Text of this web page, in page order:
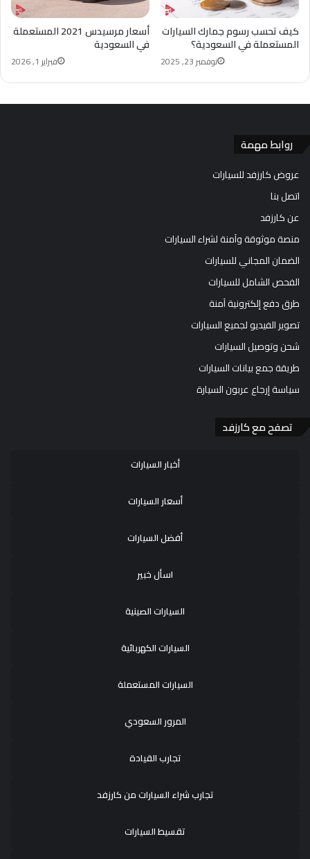
أسعار مرسيدس 2021 المستعملة
في السعودية
فبراير 1, 2026
كيف تحسب رسوم جمارك السيارات
المستعملة في السعودية؟
نوفمبر 23, 2025
روابط مهمة
عروض كارزفد للسيارات
اتصل بنا
عن كارزفد
منصة موثوقة وآمنة لشراء السيارات
الضمان المجاني للسيارات
الفحص الشامل للسيارات
طرق دفع إلكترونية آمنة
تصوير الفيديو لجميع السيارات
شحن وتوصيل السيارات
طريقة جمع بيانات السيارات
سياسة إرجاع عربون السيارة
تصفح مع كارزفد
أخبار السيارات
أسعار السيارات
أفضل السيارات
اسأل خبير
السيارات الصينية
السيارات الكهربائية
السيارات المستعملة
المرور السعودي
تجارب القيادة
تجارب شراء السيارات من كارزفد
تقسيط السيارات